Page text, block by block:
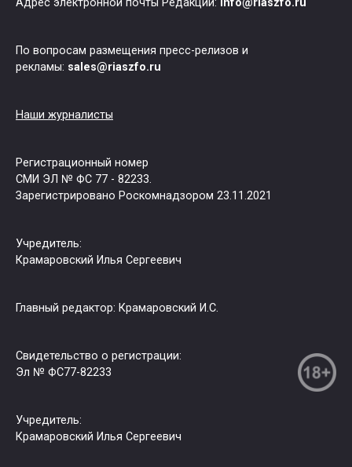
Адрес электронной почты Редакции: info@riaszfo.ru
По вопросам размещения пресс-релизов и
рекламы: sales@riaszfo.ru
Наши журналисты
Регистрационный номер
СМИ ЭЛ № ФС 77 - 82233.
Зарегистрировано Роскомнадзором 23.11.2021
Учредитель:
Крамаровский Илья Сергеевич
Главный редактор: Крамаровский И.С.
Свидетельство о регистрации:
Эл № ФС77-82233
Учредитель:
Крамаровский Илья Сергеевич